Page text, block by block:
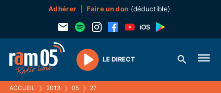
Adhérer Faire un don (déductible)
Play
LE DIRECT
ACCUEIL ❯ 2013 ❯ 05 ❯ 27